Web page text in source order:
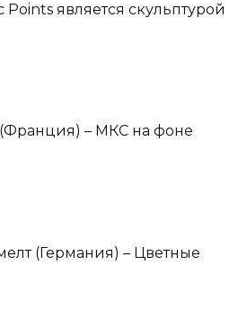
Points является скульптурой
– МКС на фоне
(Германия) – Цветные